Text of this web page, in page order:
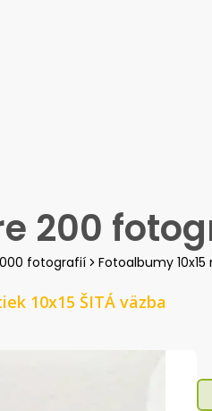
200
fotografií Fotoalbumy
10x15 ŠITÁ väzba